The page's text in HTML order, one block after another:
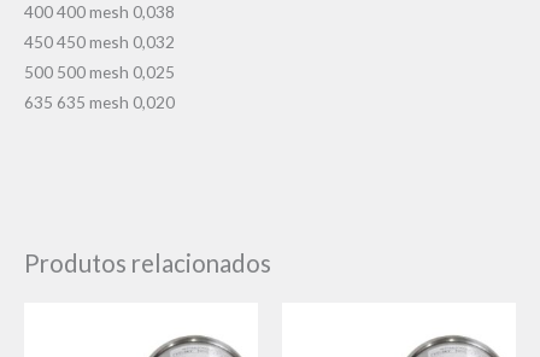
400 400 mesh 0,038
450 450 mesh 0,032
500 500 mesh 0,025
635 635 mesh 0,020
Produtos relacionados